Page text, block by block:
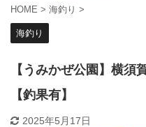
HOME > 海釣り >
海釣り
【うみかぜ公園】横須
【釣果有】
2025年5月17日